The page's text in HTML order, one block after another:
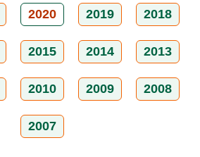
2020 2019 2018
2015 2014 2013
2010 2009 2008
2007